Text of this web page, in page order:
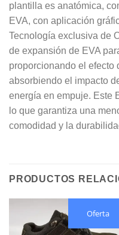
plantilla es anatómica,
EVA, con aplicación
Tecnología exclusiva de
de expansión de EVA
proporcionando el efecto
absorbiendo el impacto
energía en empuje. Este
lo que garantiza una
comodidad y la
PRODUCTOS
Oferta